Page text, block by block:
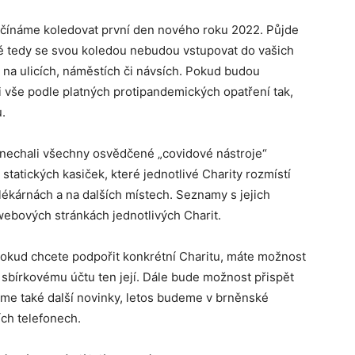
koledovat první den nového roku 2022. Půjde
se svou koledou nebudou vstupovat do vašich
ulicích, náměstích či návsích. Pokud budou
podle platných protipandemických opatření tak,
všechny osvědčené „covidové nástroje“
kasiček, které jednotlivé Charity rozmístí
a na dalších místech. Seznamy s jejich
stránkách jednotlivých Charit.
chcete podpořit konkrétní Charitu, máte možnost
účtu ten její. Dále bude možnost přispět
také další novinky, letos budeme v brněnské
telefonech.